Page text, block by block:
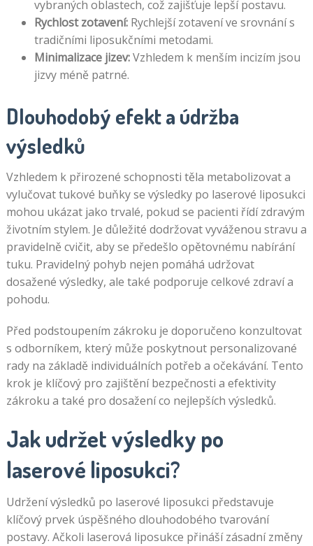
vybraných oblastech, což zajišťuje lepší postavu.
Rychlost zotavení:Rychlejší zotavení ve srovnání s
tradičními liposukčními metodami.
Minimalizace jizev:Vzhledem k menším incizím jsou
jizvy méně patrné.
Dlouhodobý efekt a údržba
výsledků
Vzhledem k přirozené schopnosti těla metabolizovat a
vylučovat tukové buňky se výsledky po laserové liposukci
mohou ukázat jako trvalé, pokud se pacienti řídí zdravým
životním stylem. Je důležité dodržovat vyváženou stravu a
pravidelně cvičit, aby se předešlo opětovnému nabírání
tuku. Pravidelný pohyb nejen pomáhá udržovat
dosažené výsledky, ale také podporuje celkové zdraví a
pohodu.
Před podstoupením zákroku je doporučeno konzultovat
s odborníkem, který může poskytnout personalizované
rady na základě individuálních potřeb a očekávání. Tento
krok je klíčový pro zajištění bezpečnosti a efektivity
zákroku a také pro dosažení co nejlepších výsledků.
Jak udržet výsledky po
laserové liposukci?
Udržení výsledků po laserové liposukci představuje
klíčový prvek úspěšného dlouhodobého tvarování
postavy. Ačkoli laserová liposukce přináší zásadní změny